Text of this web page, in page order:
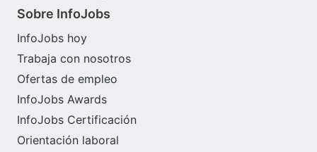
Sobre InfoJobs
InfoJobs hoy
Trabaja con nosotros
Ofertas de empleo
InfoJobs Awards
InfoJobs Certificación
Orientación laboral